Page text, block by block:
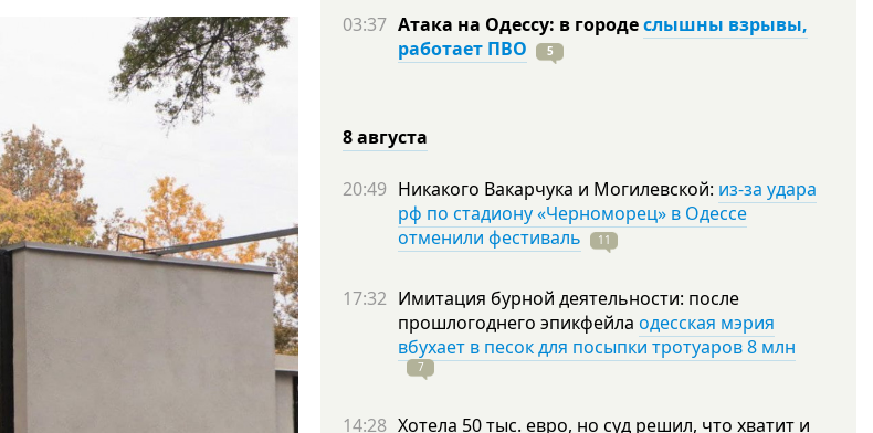
03:37 Атака на Одессу: в городеслышны взрывы,
работает ПВО
5
8 августа
20:49 Никакого Вакарчука и Могилевской: из-за удара
рф по стадиону «Черноморец» в Одессе
отменили фестиваль
11
17:32 Имитация бурной деятельности: после
прошлогоднего эпикфейла одесская мэрия
вбухает в песок для посыпки тротуаров 8 млн
7
14:28 Хотела 50 тыс. евро, но суд решил, что хватит и